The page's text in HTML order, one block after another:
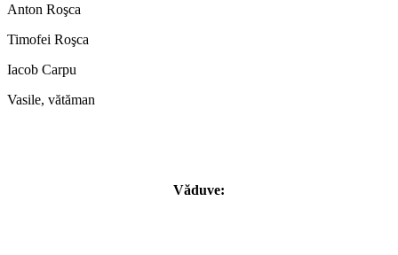
Anton Roşca
Timofei Roşca
Iacob Carpu
Vasile, vătăman
Văduve: